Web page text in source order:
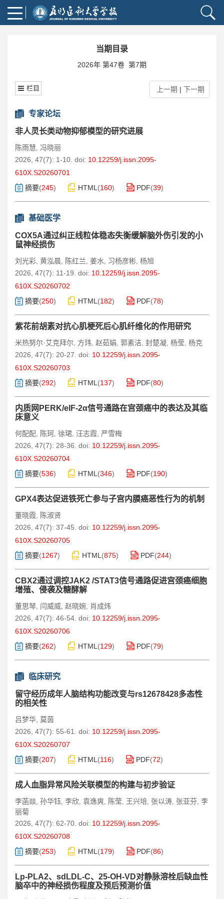
当期目录
2026年 第47卷 第7期
栏目 上一期 | 下一期
专家论坛
非人灵长类动物抑郁模型的研究进展
陈雨慧, 冯晓丽
2026, 47(7): 1-10. doi: 10.12259/j.issn.2095-
610X.S20260701
摘要(245) HTML (160) PDF(39)
基础医学
COX5A通过纠正线粒体稳态失衡缓解脑外伤引发的小
鼠神经损伤
刘光彩, 黄泓晨, 陈红兰, 姜水, 习杨彦彬, 杨旭
2026, 47(7): 11-19. doi: 10.12259/j.issn.2095-
610X.S20260702
摘要(250) HTML (182) PDF(78)
紫花前胡素对抗心肌梗死后心肌纤维化的作用研究
米热努尔·艾克拜尔, 方玮, 赵茹娟, 郭素洁, 封楚凝, 杨莹, 杨克
2026, 47(7): 20-27. doi: 10.12259/j.issn.2095-
610X.S20260703
摘要(292) HTML (137) PDF(80)
内质网PERK/eIF-2α信号通路在宫颈癌中的表达及其临
床意义
何配配, 陈珂, 徐珺, 汪志霞, 严雪梅
2026, 47(7): 28-36. doi: 10.12259/j.issn.2095-
610X.S20260704
摘要(536) HTML (346) PDF(190)
GPX4表达促进铁死亡参与子宫内膜癌恶性行为的机制
董晓霞, 陈淑贤
2026, 47(7): 37-45. doi: 10.12259/j.issn.2095-
610X.S20260705
摘要(1267) HTML (875) PDF(244)
CBX2通过调控JAK2 /STAT3信号通路促进宫颈癌细胞
增殖、侵袭及糖酵解
董思琴, 闫威威, 赵晓婉, 肖成炜
2026, 47(7): 46-54. doi: 10.12259/j.issn.2095-
610X.S20260706
摘要(262) HTML (129) PDF(79)
临床研究
留守经历成年人脑结构功能改变与rs12678428多态性
的相关性
吕梦华, 莫茵
2026, 47(7): 55-61.
doi: 10.12259/j.issn.2095-
610X.S20260707
摘要(207) HTML (116) PDF(72)
成人血脂异常风险关联模型的构建与初步验证
李菡燚, 孙华钰, 李欣, 袁逸爽, 陈莹, 王兴培, 张以涛, 张亚芬, 李
丽菊
2026, 47(7): 62-70. doi: 10.12259/j.issn.2095-
610X.S20260708
摘要(253) HTML (179) PDF(86)
Lp-PLA2、sdLDL-C、25-OH-VD对静脉溶栓后缺血性
脑卒中的神经损伤程度及预后预测价值